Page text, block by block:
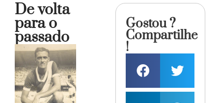
De volta
para o
passado
Gostou ?
Compartilhe
!